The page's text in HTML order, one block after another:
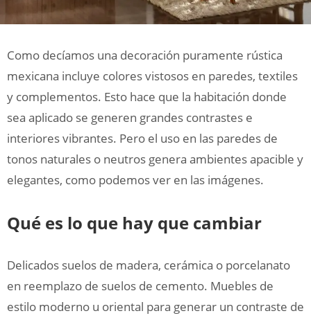
Como decíamos una decoración puramente rústica
mexicana incluye colores vistosos en paredes, textiles
y complementos. Esto hace que la habitación donde
sea aplicado se generen grandes contrastes e
interiores vibrantes. Pero el uso en las paredes de
tonos naturales o neutros genera ambientes apacible y
elegantes, como podemos ver en las imágenes.
Qué es lo que hay que cambiar
Delicados suelos de madera, cerámica o porcelanato
en reemplazo de suelos de cemento. Muebles de
estilo moderno u oriental para generar un contraste de